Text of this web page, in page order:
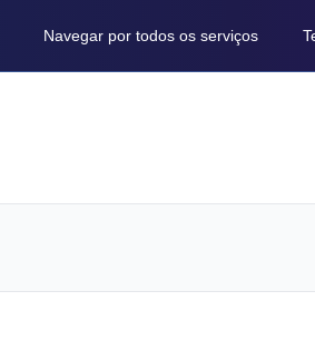
Navegar por todos os serviços